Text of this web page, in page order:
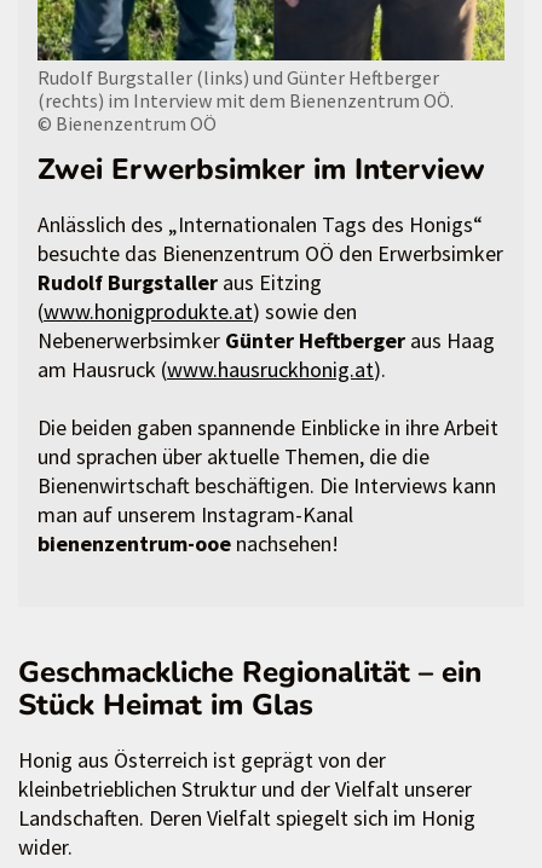
Rudolf Burgstaller (links) und Günter Heftberger
(rechts) im Interview mit dem Bienenzentrum OÖ.
© Bienenzentrum OÖ
Zwei Erwerbsimker im Interview
Anlässlich des „Internationalen Tags des Honigs“
besuchte das Bienenzentrum OÖ den Erwerbsimker
Rudolf Burgstaller aus Eitzing
(www.honigprodukte.at) sowie den
Nebenerwerbsimker Günter Heftberger aus Haag
am Hausruck (www.hausruckhonig.at).
Die beiden gaben spannende Einblicke in ihre Arbeit
und sprachen über aktuelle Themen, die die
Bienenwirtschaft beschäftigen. Die Interviews kann
man auf unserem Instagram-Kanal
bienenzentrum-ooe nachsehen!
Geschmackliche Regionalität – ein
Stück Heimat im Glas
Honig aus Österreich ist geprägt von der
kleinbetrieblichen Struktur und der Vielfalt unserer
Landschaften. Deren Vielfalt spiegelt sich im Honig
wider.